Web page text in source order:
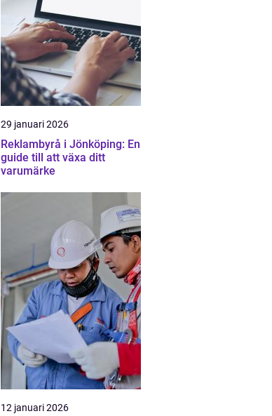
29 januari 2026
Reklambyrå i Jönköping: En
guide till att växa ditt
varumärke
12 januari 2026